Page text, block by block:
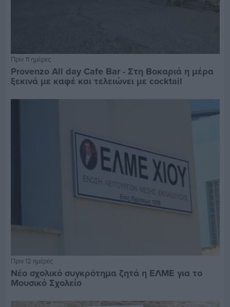
Πριν 11 ημέρες
Provenzo All day Cafe Bar - Στη Βοκαριά η μέρα
ξεκινά με καφέ και τελειώνει με cocktail
Πριν 12 ημέρες
Νέο σχολικό συγκρότημα ζητά η ΕΛΜΕ για το
Μουσικό Σχολείο